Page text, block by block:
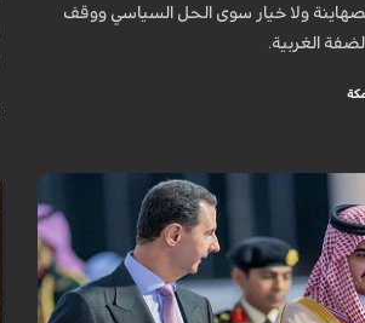
ولا خيار سوى الحل السياسي ووقف
الغربية.